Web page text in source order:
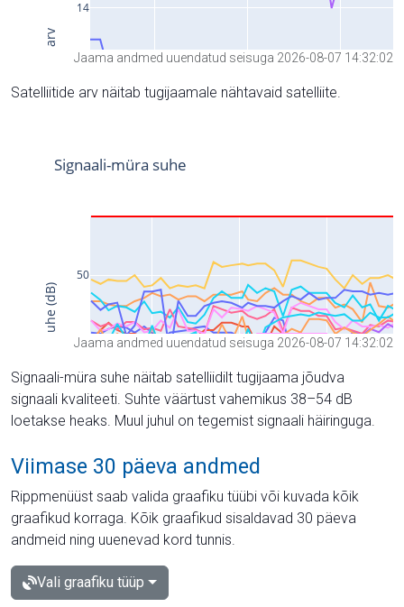
Jaama andmed uuendatud seisuga 2026-08-07 14:32:02
Satelliitide arv näitab tugijaamale nähtavaid satelliite.
Jaama andmed uuendatud seisuga 2026-08-07 14:32:02
Signaali-müra suhe näitab satelliidilt tugijaama jõudva
signaali kvaliteeti. Suhte väärtust vahemikus 38–54 dB
loetakse heaks. Muul juhul on tegemist signaali häiringuga.
Viimase 30 päeva andmed
Rippmenüüst saab valida graafiku tüübi või kuvada kõik
graafikud korraga. Kõik graafikud sisaldavad 30 päeva
andmeid ning uuenevad kord tunnis.
Vali graafiku tüüp